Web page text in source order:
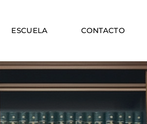
ESCUELA CONTACTO